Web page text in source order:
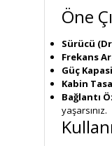
Öne
Sürücü
Frekans
Güç
Kabin
Bağlantı
yaşarsınız.